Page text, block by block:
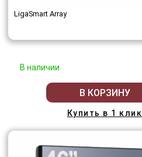
LigaSmart Array
В наличии
В КОРЗИНУ
Купить в 1 клик